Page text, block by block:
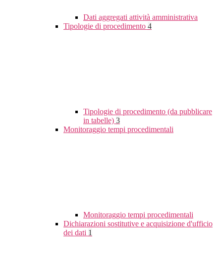
Dati aggregati attività amministrativa
Tipologie di procedimento 4
Tipologie di procedimento (da pubblicare
in tabelle) 3
Monitoraggio tempi procedimentali
Monitoraggio tempi procedimentali
Dichiarazioni sostitutive e acquisizione d'ufficio
dei dati 1